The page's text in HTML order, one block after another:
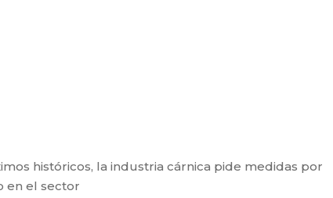
históricos, la industria cárnica pide medidas por
en el sector